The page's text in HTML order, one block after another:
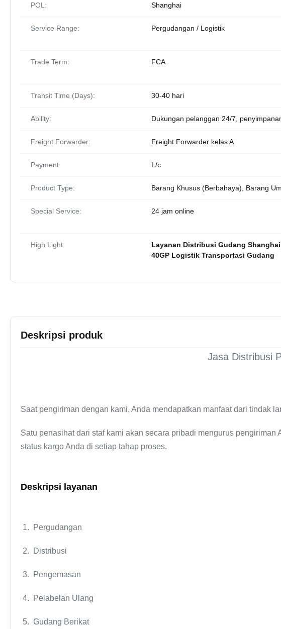
POL: Shanghai
Service Range: Pergudangan / Logistik
Trade Term: FCA
Transit Time (Days): 30-40 hari
Ability: Dukungan pelanggan 24/7,
Freight Forwarder: Freight Forwarder kelas A
Payment: L/c
Product Type: Barang Khusus (Berbahaya), Barang
Special Service: 24 jam online
High Light: Layanan Distribusi Gudang Shanghai
40GP Logistik Transportasi Gudang
Deskripsi produk
Jasa Distribusi
Saat pengiriman dengan kami, Anda mendapatkan manfaat dari tindak
Satu penasihat dari staf kami akan secara pribadi mengurus
status kargo Anda di setiap tahap proses.
Deskripsi layanan
1. Pergudangan
2. Distribusi
3. Pengemasan
4. Pelabelan Ulang
5. Gudang Berikat